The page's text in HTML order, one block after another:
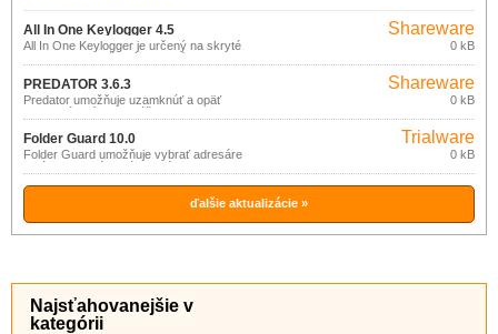
All In One Keylogger 4.5
All In One Keylogger je určený na skryté
monitorovanie všetkých aktivít
používateľov na počítači, kde je
nainštalovaný.
Shareware
0 kB
PREDATOR 3.6.3
Predator umožňuje uzamknúť a opäť
odomknúť prístup k vášmu PC s
pomocou USB flash disku.
Shareware
0 kB
Folder Guard 10.0
Folder Guard umožňuje vybrať adresáre
a súbory, ktoré budú skryté, zamedziť
prístupu neautorizovaných užívateľov k
počítaču, obmedziť prístup k rôznym
Trialware
0 kB
ďalšie aktualizácie »
Najsťahovanejšie v
kategórii